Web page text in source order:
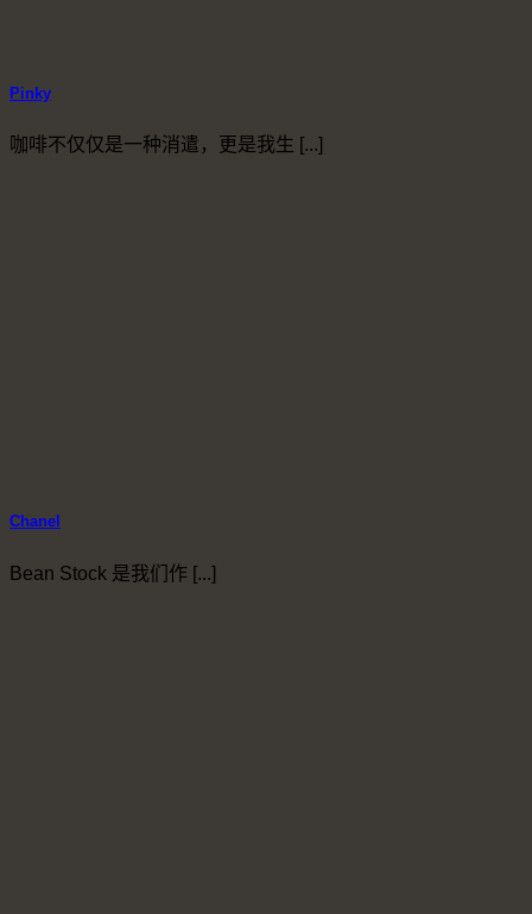
Pinky
咖啡不仅仅是一种消遣，更是我生 [...]
Chanel
Bean Stock 是我们作 [...]